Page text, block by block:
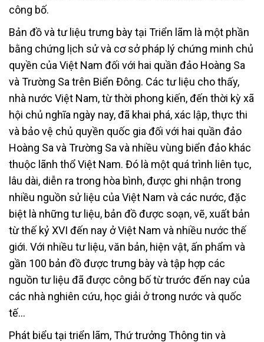
công bố.
Bản đồ và tư liệu trưng bày tại Triển lãm là một phần
bằng chứng lịch sử và cơ sở pháp lý chứng minh chủ
quyền của Việt Nam đối với hai quần đảo Hoàng Sa
và Trường Sa trên Biển Đông. Các tư liệu cho thấy,
nhà nước Việt Nam, từ thời phong kiến, đến thời kỳ xã
hội chủ nghĩa ngày nay, đã khai phá, xác lập, thực thi
và bảo vệ chủ quyền quốc gia đối với hai quần đảo
Hoàng Sa và Trường Sa và nhiều vùng biển đảo khác
thuộc lãnh thổ Việt Nam. Đó là một quá trình liên tục,
lâu dài, diễn ra trong hòa bình, được ghi nhận trong
nhiều nguồn sử liệu của Việt Nam và các nước, đặc
biệt là những tư liệu, bản đồ được soạn, vẽ, xuất bản
từ thế kỷ XVI đến nay ở Việt Nam và nhiều nước thế
giới. Với nhiều tư liệu, văn bản, hiện vật, ấn phẩm và
gần 100 bản đồ được trưng bày và tập hợp các
nguồn tư liệu đã được công bố từ trước đến nay của
các nhà nghiên cứu, học giải ở trong nước và quốc
tế…
Phát biểu tại triển lãm, Thứ trưởng Thông tin và